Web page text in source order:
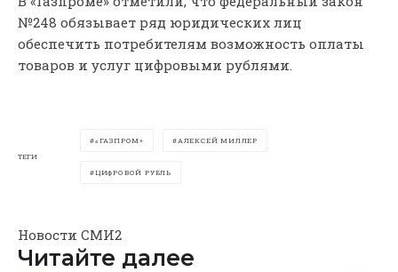
№248 обязывает ряд юридических лиц
обеспечить потребителям возможность оплаты
товаров и услуг цифровыми рублями.
ТЕГИ
«ГАЗПРОМ» АЛЕКСЕЙ МИЛЛЕР
ЦИФРОВОЙ РУБЛЬ
Новости СМИ2
Читайте далее